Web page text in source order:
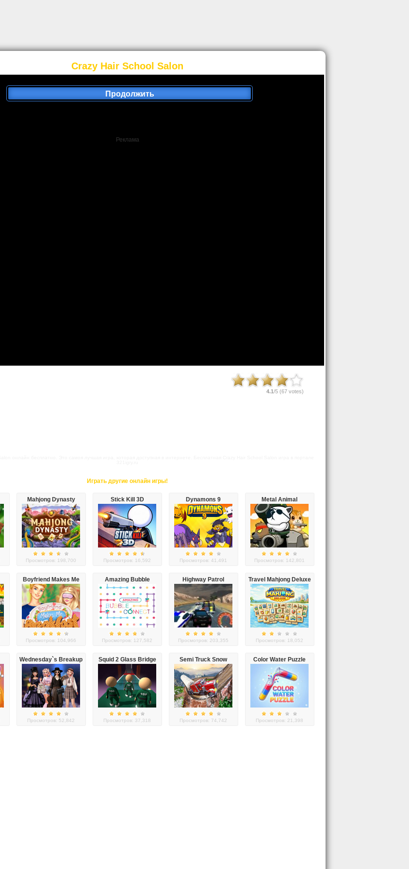
Crazy Hair School Salon
Продолжить
Реклама
4.1/5 (67 votes)
Играть другие онлайн игры!
Mahjong Dynasty
Просмотров: 198,700
Stick Kill 3D
Просмотров: 16,592
Dynamons 9
Просмотров: 41,491
Metal Animal
Просмотров: 142,801
Boyfriend Makes Me
Breakfast
Просмотров: 104,966
Amazing Bubble
Connect
Просмотров: 127,582
Highway Patrol
Showdown
Просмотров: 203,355
Travel Mahjong Deluxe
Просмотров: 18,052
Wednesday`s Breakup
Handbook
Просмотров: 52,842
Squid 2 Glass Bridge
Просмотров: 37,318
Semi Truck Snow
Simulator
Просмотров: 74,742
Color Water Puzzle
Просмотров: 21,398